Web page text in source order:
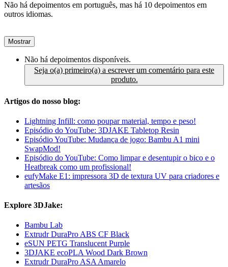
Não há depoimentos em português, mas há 10 depoimentos em
outros idiomas.
Mostrar
Não há depoimentos disponíveis.
Seja o(a) primeiro(a) a escrever um comentário para este
produto.
Artigos do nosso blog:
Lightning Infill: como poupar material, tempo e peso!
Episódio do YouTube: 3DJAKE Tabletop Resin
Episódio YouTube: Mudança de jogo: Bambu A1 mini
SwapMod!
Episódio do YouTube: Como limpar e desentupir o bico e o
Heatbreak como um profissional!
eufyMake E1: impressora 3D de textura UV para criadores e
artesãos
Explore 3DJake:
Bambu Lab
Extrudr DuraPro ABS CF Black
eSUN PETG Translucent Purple
3DJAKE ecoPLA Wood Dark Brown
Extrudr DuraPro ASA Amarelo